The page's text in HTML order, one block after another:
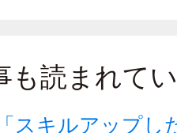
も読まれて
スキルアップし